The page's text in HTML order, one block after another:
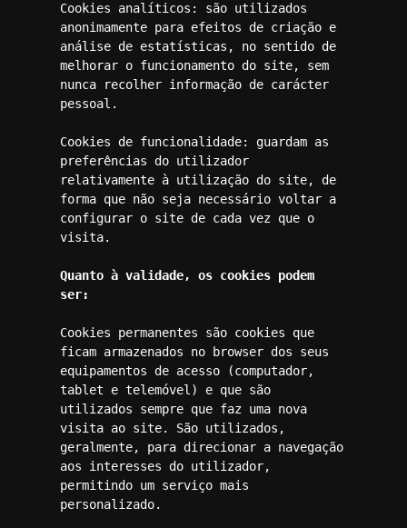
Cookies analíticos: são utilizados
anonimamente para efeitos de criação e
análise de estatísticas, no sentido de
melhorar o funcionamento do site, sem
nunca recolher informação de carácter
pessoal.
Cookies de funcionalidade: guardam as
preferências do utilizador
relativamente à utilização do site, de
forma que não seja necessário voltar a
configurar o site de cada vez que o
visita.
Quanto à validade, os cookies podem
ser:
Cookies permanentes são cookies que
ficam armazenados no browser dos seus
equipamentos de acesso (computador,
tablet e telemóvel) e que são
utilizados sempre que faz uma nova
visita ao site. São utilizados,
geralmente, para direcionar a navegação
aos interesses do utilizador,
permitindo um serviço mais
personalizado.